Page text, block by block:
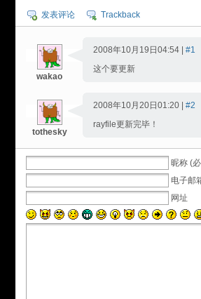
发表评论 Trackback
wakao
2008年10月19日04:54 | #1
这个要更新
tothesky
2008年10月20日01:20 | #2
rayfile更新完毕！
昵称 (
电子邮
网址